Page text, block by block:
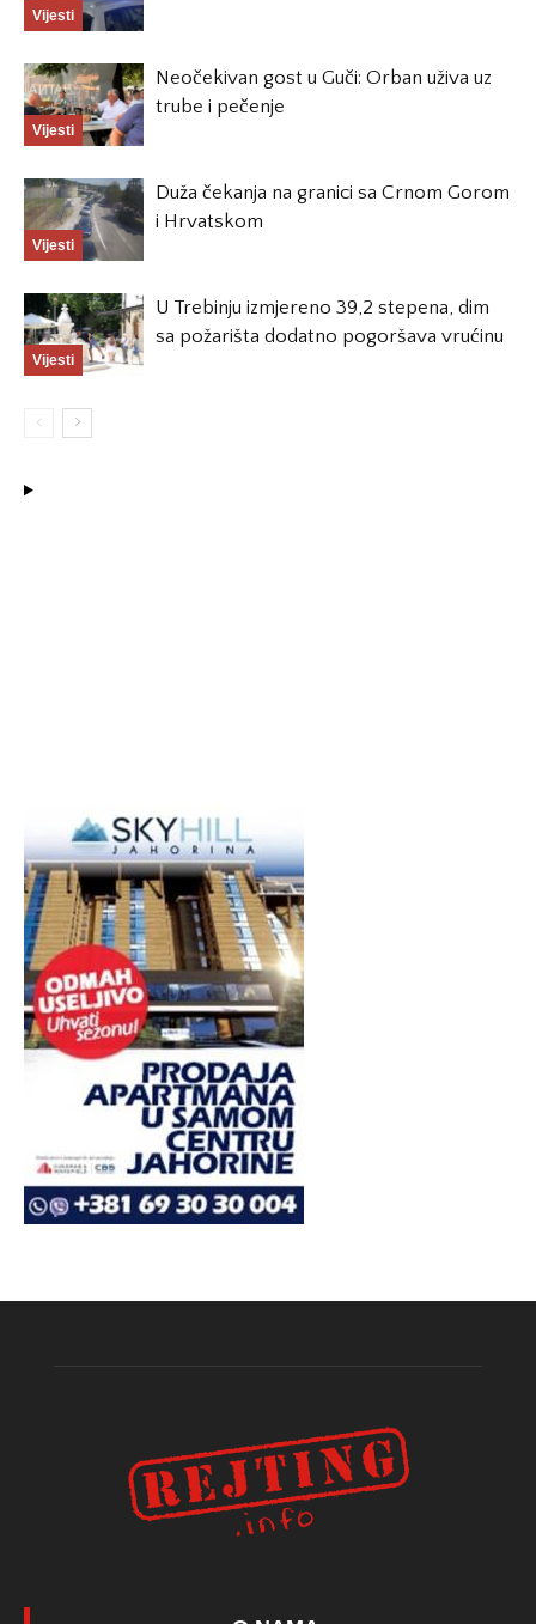
Vijesti
Vijesti
Neočekivan gost u Guči: Orban uživa uz
trube i pečenje
Vijesti
Duža čekanja na granici sa Crnom Gorom
i Hrvatskom
Vijesti
U Trebinju izmjereno 39,2 stepena, dim
sa požarišta dodatno pogoršava vrućinu